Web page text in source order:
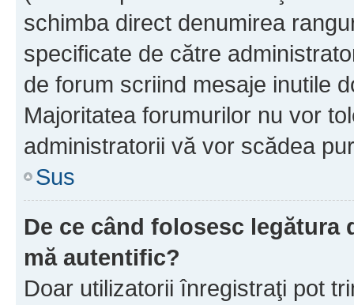
schimba direct denumirea
specificate de către
de forum scriind mesaje inutile
Majoritatea forumurilor nu vor
administratorii vă vor scădea
Sus
De ce când folosesc
mă autentific?
Doar utilizatorii înregistraţi pot